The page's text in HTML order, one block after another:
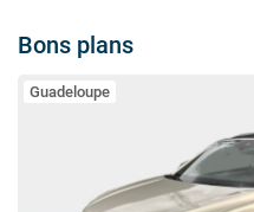
Bons plans
Guadeloupe